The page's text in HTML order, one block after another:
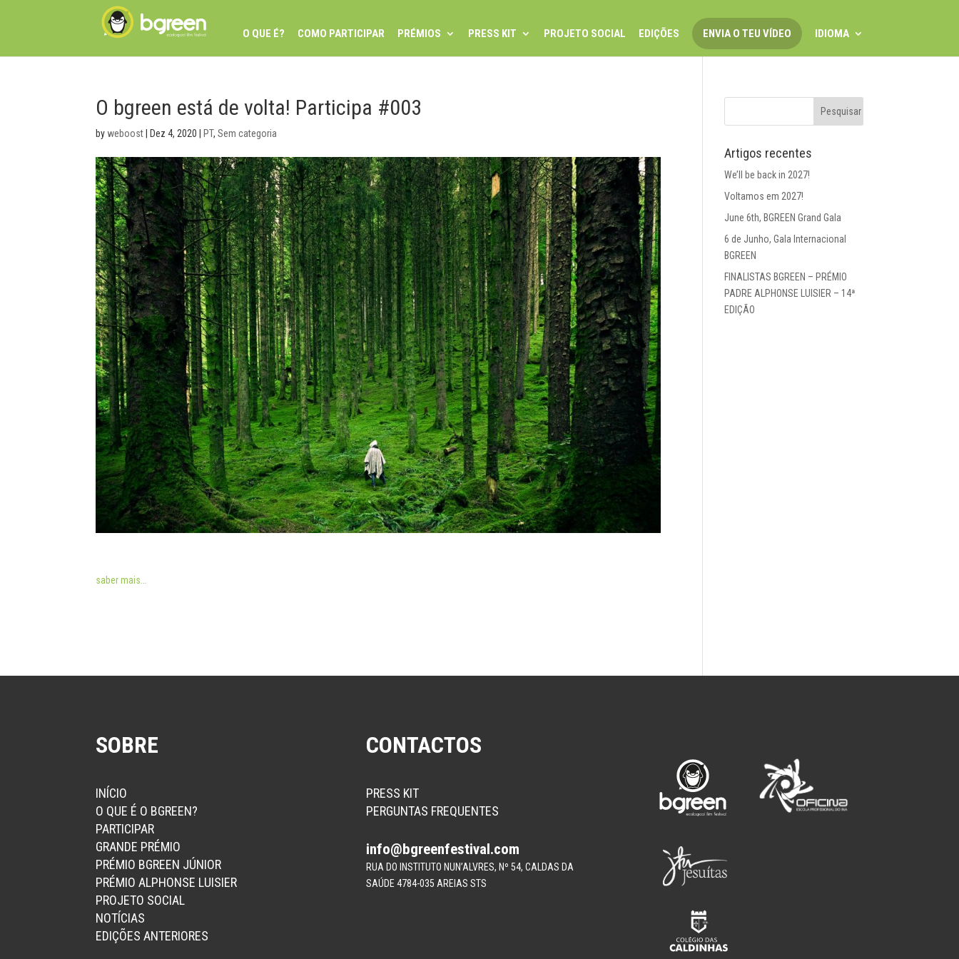
O QUE É? COMO PARTICIPAR PRÉMIOS PRESS KIT PROJETO SOCIAL EDIÇÕES ENVIA O TEU VÍDEO IDIOMA
O bgreen está de volta! Participa #003
by weboost Dez 4, 2020 PT,Sem categoria
saber mais…
Artigos recentes
We’ll be back in 2027!
Voltamos em 2027!
June 6th, BGREEN Grand Gala
6 de Junho, Gala Internacional
BGREEN
FINALISTAS BGREEN – PRÉMIO
PADRE ALPHONSE LUISIER – 14ª
EDIÇÃO
SOBRE
INÍCIO
O QUE É O BGREEN?
PARTICIPAR
GRANDE PRÉMIO
PRÉMIO BGREEN JÚNIOR
PRÉMIO ALPHONSE LUISIER
PROJETO SOCIAL
NOTÍCIAS
EDIÇÕES ANTERIORES
CONTACTOS
PRESS KIT
PERGUNTAS FREQUENTES
info@bgreenfestival.com
RUA DO INSTITUTO NUN’ALVRES, Nº 54, CALDAS DA
SAÚDE 4784-035 AREIAS STS